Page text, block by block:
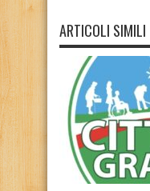
ARTICOLI SIMILI